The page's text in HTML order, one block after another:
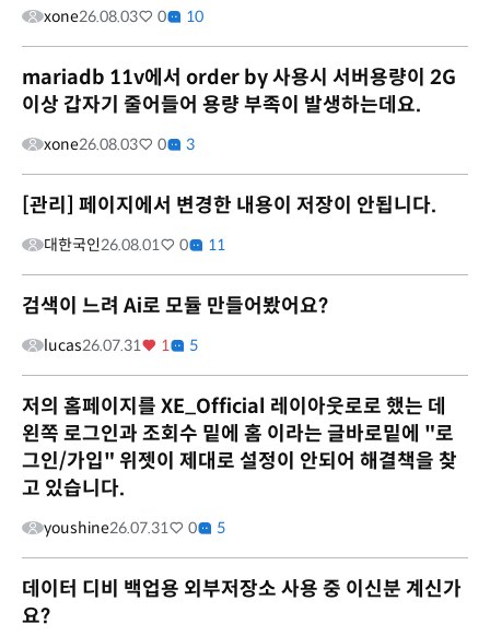
xone26.08.03 0 10
mariadb 11v에서 order by 사용시 서버용량이 2G
이상 갑자기 줄어들어 용량 부족이 발생하는데요.
xone26.08.03 0 3
[관리] 페이지에서 변경한 내용이 저장이 안됩니다.
대한국인26.08.01 0 11
검색이 느려 Ai로 모듈 만들어봤어요?
lucas26.07.31 1 5
저의 홈페이지를 XE_Official 레이아웃로로 했는 데
왼쪽 로그인과 조회수 밑에 홈 이라는 글바로밑에 "로
그인/가입" 위젯이 제대로 설정이 안되어 해결책을 찾
고 있습니다.
youshine26.07.31 0 5
데이터 디비 백업용 외부저장소 사용 중 이신분 계신가
요?